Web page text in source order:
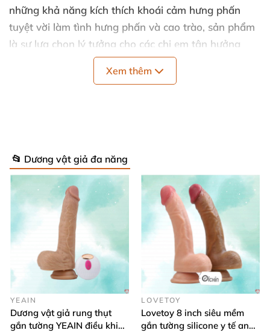
những khả năng kích thích khoái cảm hưng phấn
tuyệt vời làm tình hưng phấn và cao trào, sản phẩm
là sự lựa chọn lý tưởng cho các chị em tận hưởng
và tần hưởn hương vị kích thích hưng
. Hãy yên tâm vì
Xem thêm
📂 Dương vật giả đa năng
YEAIN
Dương vật giả rung thụt
gắn tường YEAIN điều khiển
LOVETOY
Lovetoy 8 inch siêu mềm
gắn tường silicone y tế an